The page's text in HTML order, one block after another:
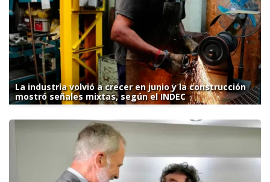
La industria volvió a crecer en junio y la construcción
mostró señales mixtas, según el INDEC